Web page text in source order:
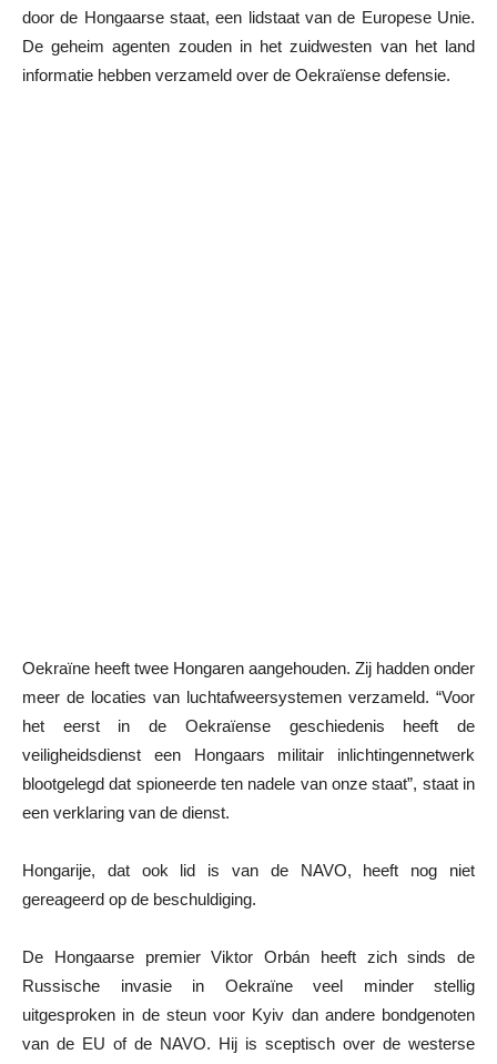
door de Hongaarse staat, een lidstaat van de Europese Unie.
De geheim agenten zouden in het zuidwesten van het land
informatie hebben verzameld over de Oekraïense defensie.
Oekraïne heeft twee Hongaren aangehouden. Zij hadden onder
meer de locaties van luchtafweersystemen verzameld. “Voor
het eerst in de Oekraïense geschiedenis heeft de
veiligheidsdienst een Hongaars militair inlichtingennetwerk
blootgelegd dat spioneerde ten nadele van onze staat”, staat in
een verklaring van de dienst.
Hongarije, dat ook lid is van de NAVO, heeft nog niet
gereageerd op de beschuldiging.
De Hongaarse premier Viktor Orbán heeft zich sinds de
Russische invasie in Oekraïne veel minder stellig
uitgesproken in de steun voor Kyiv dan andere bondgenoten
van de EU of de NAVO. Hij is sceptisch over de westerse